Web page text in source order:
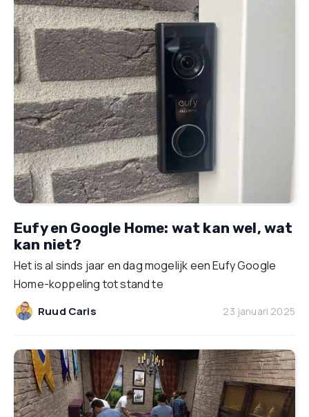
Eufy en Google Home: wat kan wel, wat
kan niet?
Het is al sinds jaar en dag mogelijk een Eufy Google
Home-koppeling tot stand te
Ruud Caris 23 januari 2025